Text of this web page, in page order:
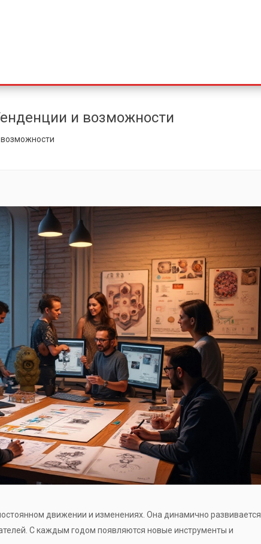
и возможности
движении и изменениях. Она динамично развивается
С каждым годом появляются новые инструменты и